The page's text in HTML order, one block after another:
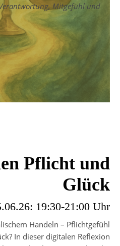
Mitgefühl und
Pflicht und
Glück
19:30-21:00 Uhr
Handeln – Pflichtgefühl
In dieser digitalen Reflexion